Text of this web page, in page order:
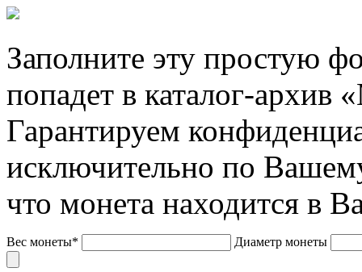
Заполните эту простую
попадет в каталог-архив
Гарантируем
исключительно по
что монета находится в
Вес монеты* Диаметр монеты